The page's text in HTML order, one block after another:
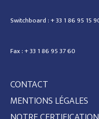
Switchboard : + 33 1 86 95 15
Fax : + 33 1 86 95 37 60
CONTACT
MENTIONS LÉGALES